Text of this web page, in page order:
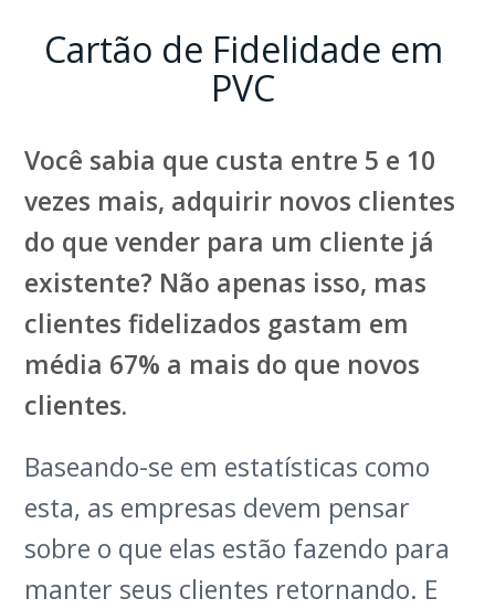
Cartão de Fidelidade em
PVC
Você sabia que custa entre 5 e 10
vezes mais, adquirir novos clientes
do que vender para um cliente já
existente? Não apenas isso, mas
clientes fidelizados gastam em
média 67% a mais do que novos
clientes.
Baseando-se em estatísticas como
esta, as empresas devem pensar
sobre o que elas estão fazendo para
manter seus clientes retornando. E